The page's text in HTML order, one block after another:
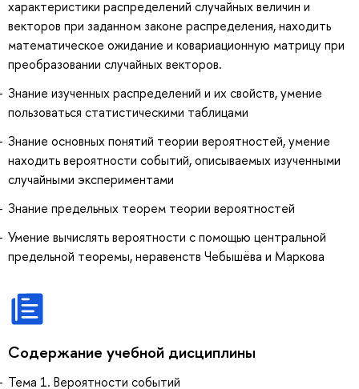
характеристики распределений случайных величин и
векторов при заданном законе распределения, находить
математическое ожидание и ковариационную матрицу при
преобразовании случайных векторов.
Знание изученных распределений и их свойств, умение
пользоваться статистическими таблицами
Знание основных понятий теории вероятностей, умение
находить вероятности событий, описываемых изученными
случайными экспериментами
Знание предельных теорем теории вероятностей
Умение вычислять вероятности с помощью центральной
предельной теоремы, неравенств Чебышёва и Маркова
Содержание учебной дисциплины
Тема 1. Вероятности событий